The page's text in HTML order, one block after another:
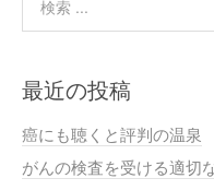
最近の投稿
癌にも聴くと評判の温泉
がんの検査を受ける適切